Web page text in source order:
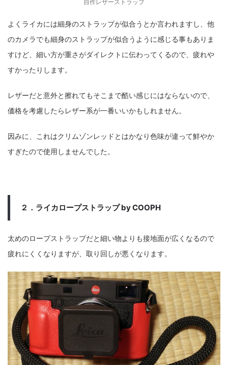
自作レザーストラップ
よくライカには細身のストラップが似合うとか言われますし、他
のカメラでも細身のストラップが似合うように感じる事もありま
すけど、細い方が重さがダイレクトに伝わってくるので、疲れや
すかったりします。
レザーだと意外と擦れてもそこまで酷い感じにはならないので、
価格を考慮したらレザー系が一番いいかもしれません。
因みに、これはクリムゾンレッドとはかなり色味が違って鮮やか
すぎたので使用しませんでした。
２．ライカロープストラップ by COOPH
太めのロープストラップだと細い物よりも接地面が広くなるので
疲れにくくなりますが、取り回しが悪くなります。